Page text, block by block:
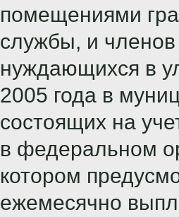
помещениями
службы, и
нуждающихся в
2005 года в
состоящих на
в федеральном
котором
ежемесячно